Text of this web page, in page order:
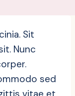
Sit
Nunc
sed